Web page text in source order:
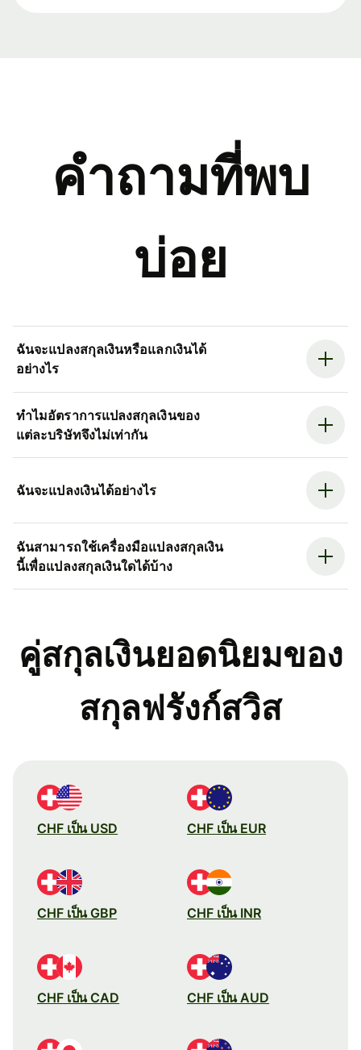
คำถามที่พบ
บ่อย
ฉันจะแปลงสกุลเงินหรือแลกเงินได้
อย่างไร
ทำไมอัตราการแปลงสกุลเงินของ
แต่ละบริษัทจึงไม่เท่ากัน
ฉันจะแปลงเงินได้อย่างไร
ฉันสามารถใช้เครื่องมือแปลงสกุลเงิน
นี้เพื่อแปลงสกุลเงินใดได้บ้าง
คู่สกุลเงินยอดนิยมของ
สกุลฟรังก์สวิส
CHF เป็น USD CHF เป็น EUR
CHF เป็น GBP CHF เป็น INR
CHF เป็น CAD CHF เป็น AUD